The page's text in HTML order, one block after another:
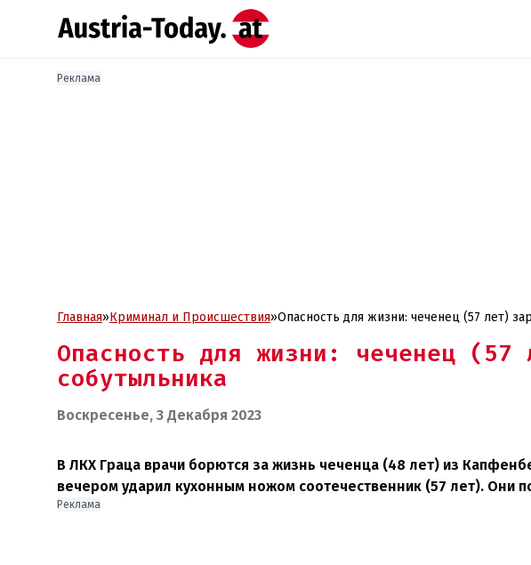
Реклама
Главная»Криминал и Проиcшествия»Опасность для жизни: чеченец (57 лет)
Опасность для жизни: чеченец (57
собутыльника
Воскресенье, 3 Декабря 2023
В ЛКХ Граца врачи борются за жизнь чеченца (48 лет) из
вечером ударил кухонным ножом соотечественник (57 лет). Они
Реклама